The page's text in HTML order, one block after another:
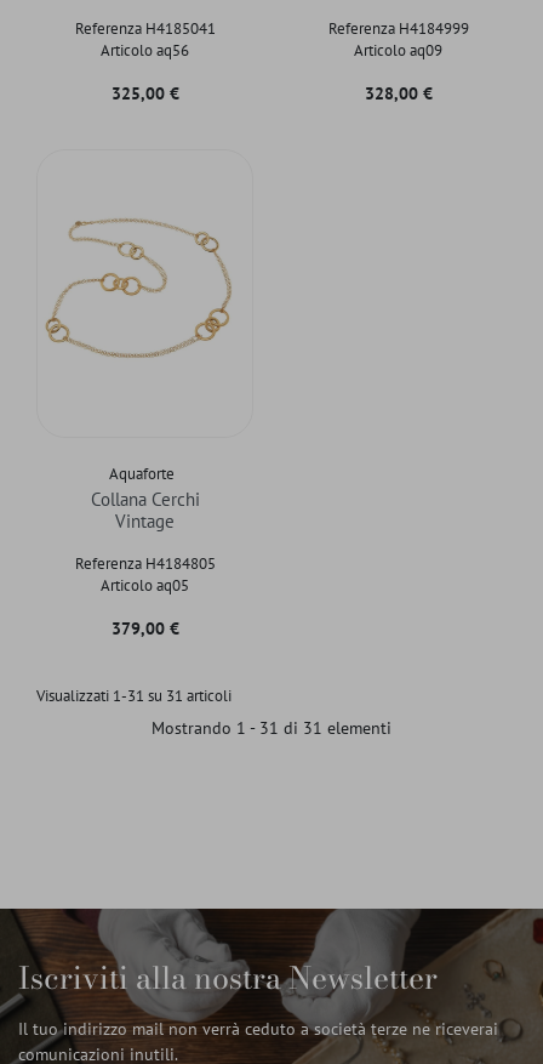
Referenza H4185041
Articolo aq56
Prezzo
325,00 €
Referenza H4184999
Articolo aq09
Prezzo
328,00 €
Aquaforte
Collana Cerchi
Vintage
Referenza H4184805
Articolo aq05
Prezzo
379,00 €
Visualizzati 1-31 su 31 articoli
Mostrando 1 - 31 di 31 elementi
Iscriviti alla nostra Newsletter
Il tuo indirizzo mail non verrà ceduto a società terze ne riceverai
comunicazioni inutili.